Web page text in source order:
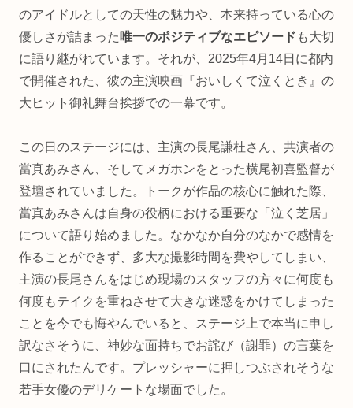
のアイドルとしての天性の魅力や、本来持っている心の
優しさが詰まった 唯一のポジティブなエピソード も大切
に語り継がれています。それが、2025年4月14日に都内
で開催された、彼の主演映画『おいしくて泣くとき』の
大ヒット御礼舞台挨拶での一幕です。
この日のステージには、主演の長尾謙杜さん、共演者の
當真あみさん、そしてメガホンをとった横尾初喜監督が
登壇されていました。トークが作品の核心に触れた際、
當真あみさんは自身の役柄における重要な「泣く芝居」
について語り始めました。なかなか自分のなかで感情を
作ることができず、多大な撮影時間を費やしてしまい、
主演の長尾さんをはじめ現場のスタッフの方々に何度も
何度もテイクを重ねさせて大きな迷惑をかけてしまった
ことを今でも悔やんでいると、ステージ上で本当に申し
訳なさそうに、神妙な面持ちでお詫び（謝罪）の言葉を
口にされたんです。プレッシャーに押しつぶされそうな
若手女優のデリケートな場面でした。